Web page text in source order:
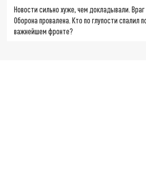
Новости сильно хуже, чем докладывали.
Оборона провалена. Кто по глупости спалил
важнейшем фронте?